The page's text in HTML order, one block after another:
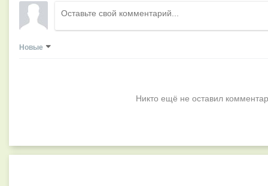
Новые
Никто ещё не оставил